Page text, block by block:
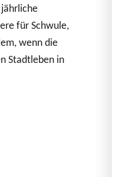
für Schwule,
wenn die
Stadtleben in